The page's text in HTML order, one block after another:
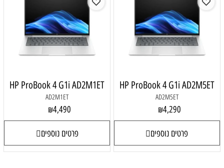
HP ProBook 4 G1i AD2M5ET
AD2M5ET
₪4,290
פרטים נוספים
HP ProBook 4 G1i AD2M1ET
AD2M1ET
₪4,490
פרטים נוספים